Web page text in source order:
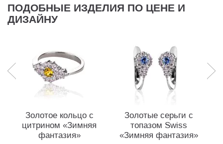
ПОДОБНЫЕ ИЗДЕЛИЯ ПО ЦЕНЕ И
ДИЗАЙНУ
Золотое кольцо с
цитрином «Зимняя
фантазия»
Золотые серьги с
топазом Swiss
«Зимняя фантазия»